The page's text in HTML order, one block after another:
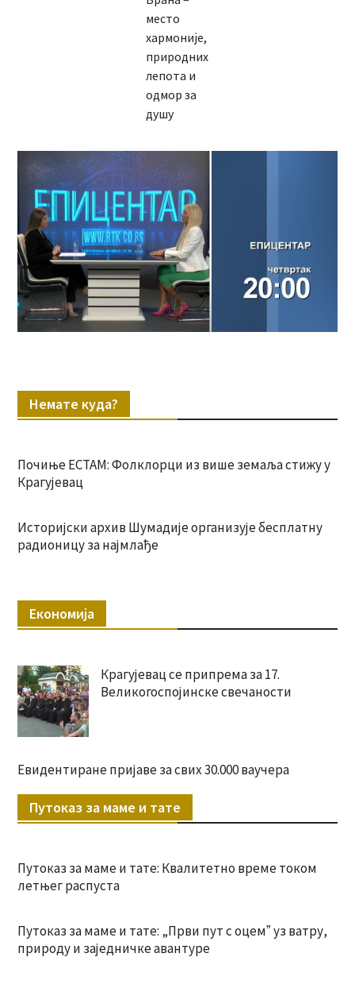
место
хармоније,
природних
лепота и
одмор за
душу
Немате куда?
Почиње ЕСТАМ: Фолклорци из више земаља стижу у
Крагујевац
Историјски архив Шумадије организује бесплатну
радионицу за најмлађе
Економија
Крагујевац се припрема за 17.
Великогоспојинске свечаности
Евидентиране пријаве за свих 30.000 ваучера
Путоказ за маме и тате
Путоказ за маме и тате: Квалитетно време током
летњег распуста
Путоказ за маме и тате: „Први пут с оцемˮ уз ватру,
природу и заједничке авантуре